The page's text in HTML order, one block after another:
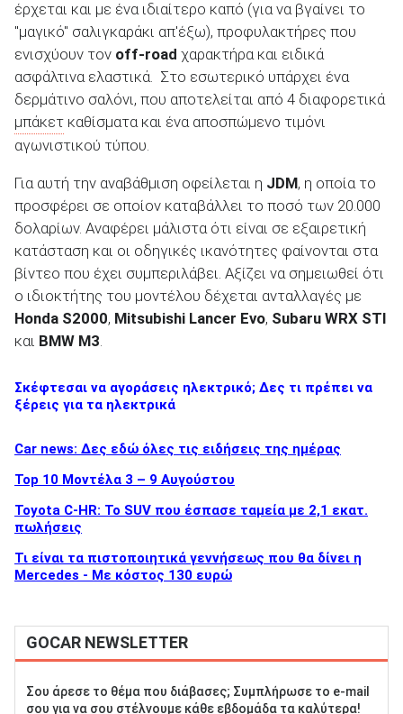
έρχεται και με ένα ιδιαίτερο καπό (για να βγαίνει το
"μαγικό" σαλιγκαράκι απ'έξω), προφυλακτήρες που
ενισχύουν τον off-road χαρακτήρα και ειδικά
ασφάλτινα ελαστικά. Στο εσωτερικό υπάρχει ένα
δερμάτινο σαλόνι, που αποτελείται από 4 διαφορετικά
μπάκετ καθίσματα και ένα αποσπώμενο τιμόνι
αγωνιστικού τύπου.
Για αυτή την αναβάθμιση οφείλεται η JDM, η οποία το
προσφέρει σε οποίον καταβάλλει το ποσό των 20.000
δολαρίων. Αναφέρει μάλιστα ότι είναι σε εξαιρετική
κατάσταση και οι οδηγικές ικανότητες φαίνονται στα
βίντεο που έχει συμπεριλάβει. Αξίζει να σημειωθεί ότι
ο ιδιοκτήτης του μοντέλου δέχεται ανταλλαγές με
Honda S2000, Mitsubishi Lancer Evo, Subaru WRX STI
και BMW M3
Σκέφτεσαι να αγοράσεις ηλεκτρικό; Δες τι πρέπει να
ξέρεις για τα ηλεκτρικά
Car news: Δες εδώ όλες τις ειδήσεις της ημέρας
Top 10 Μοντέλα 3 – 9 Αυγούστου
Toyota C-HR: Το SUV που έσπασε ταμεία με 2,1 εκατ.
πωλήσεις
Τι είναι τα πιστοποιητικά γεννήσεως που θα δίνει η
Mercedes - Με κόστος 130 ευρώ
GOCAR NEWSLETTER
Σου άρεσε το θέμα που διάβασες; Συμπλήρωσε το e-mail
σου για να σου στέλνουμε κάθε εβδομάδα τα καλύτερα!